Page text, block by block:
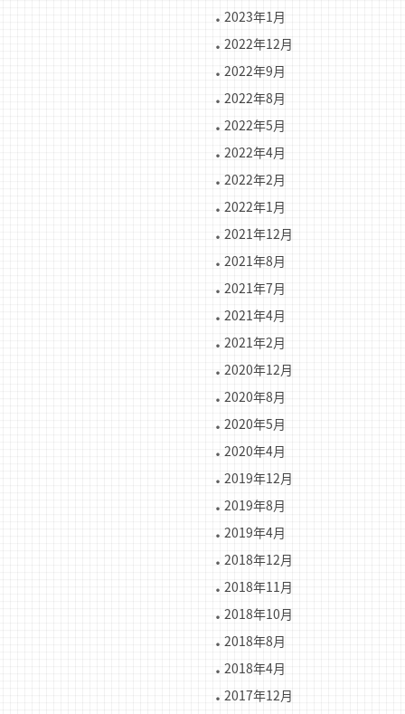
2023年1月
2022年12月
2022年9月
2022年8月
2022年5月
2022年4月
2022年2月
2022年1月
2021年12月
2021年8月
2021年7月
2021年4月
2021年2月
2020年12月
2020年8月
2020年5月
2020年4月
2019年12月
2019年8月
2019年4月
2018年12月
2018年11月
2018年10月
2018年8月
2018年4月
2017年12月